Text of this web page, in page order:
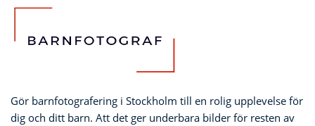
Gör barnfotografering i Stockholm till en rolig upplevelse för
dig och ditt barn. Att det ger underbara bilder för resten av